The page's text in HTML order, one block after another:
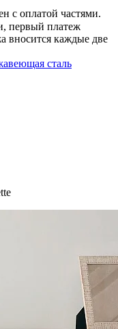
с оплатой частями.
первый платеж
вносится каждые две
сталь